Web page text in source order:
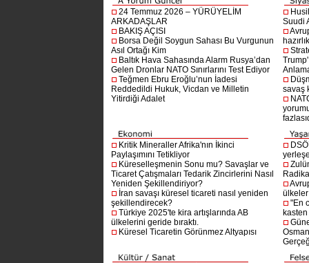
24 Temmuz 2026 – YÜRÜYELİM
ARKADAŞLAR
BAKIŞ AÇISI
Borsa Değil Soygun Sahası Bu Vurgunun
Asıl Ortağı Kim
Baltık Hava Sahasında Alarm Rusya’dan
Gelen Dronlar NATO Sınırlarını Test Ediyor
Teğmen Ebru Eroğlu’nun İadesi
Reddedildi Hukuk, Vicdan ve Milletin
Yitirdiği Adalet
Suudi
savaş
Kritik Mineraller Afrika'nın İkinci
Paylaşımını Tetikliyor
Küreselleşmenin Sonu mu? Savaşlar ve
Ticaret Çatışmaları Tedarik Zincirlerini Nasıl
Yeniden Şekillendiriyor?
İran savaşı küresel ticareti nasıl yeniden
şekillendirecek?
Türkiye 2025'te kira artışlarında AB
ülkelerini geride bıraktı.
Küresel Ticaretin Görünmez Altyapısı
"En